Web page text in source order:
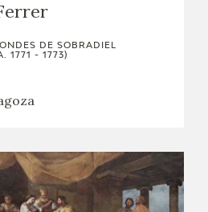
DE SOBRADIEL
1771 - 1773)